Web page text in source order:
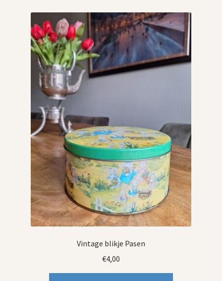
Vintage blikje Pasen
€4,00